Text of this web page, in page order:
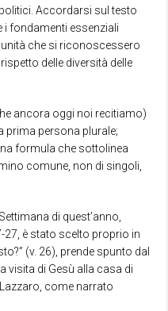
Accordarsi sul testo
i fondamenti essenziali
che si riconoscessero
delle diversità delle
ancora oggi noi recitiamo)
prima persona plurale;
formula che sottolinea
comune, non di singoli,
di quest’anno,
27, è stato scelto proprio in
(v. 26), prende spunto dal
visita di Gesù alla casa di
come narrato